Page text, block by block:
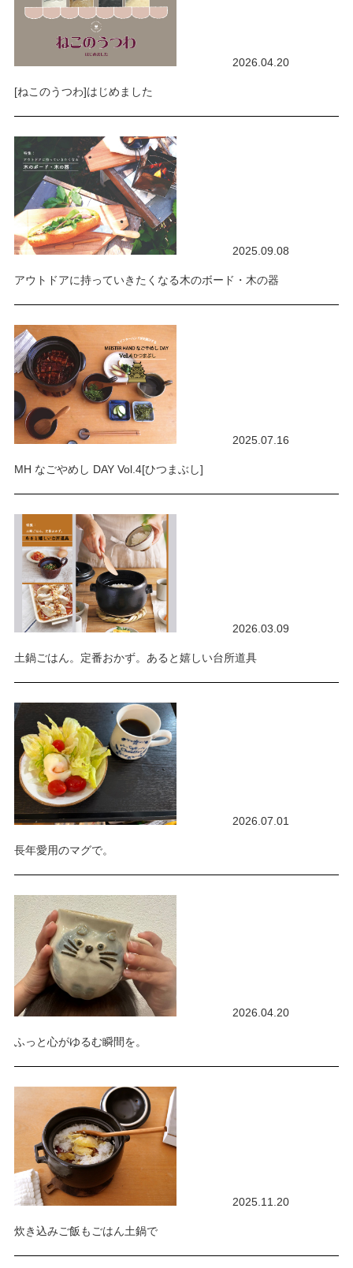
2026.04.20
[ねこのうつわ]はじめました
2025.09.08
アウトドアに持っていきたくなる木のボード・木の器
2025.07.16
MH なごやめし DAY Vol.4[ひつまぶし]
2026.03.09
土鍋ごはん。定番おかず。あると嬉しい台所道具
2026.07.01
長年愛用のマグで。
2026.04.20
ふっと心がゆるむ瞬間を。
2025.11.20
炊き込みご飯もごはん土鍋で